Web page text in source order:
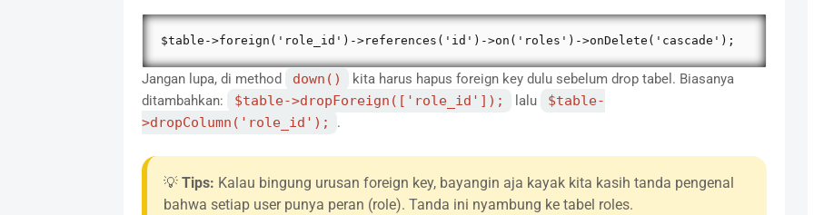
$table->foreign('role_id')->references('id')->on('roles')->onDelete('cascade');
Jangan lupa, di method down()
kita harus hapus foreign key dulu sebelum drop tabel. Biasanya
ditambahkan:
$table->dropForeign(['role_id']); lalu
$table-
>dropColumn('role_id');
.
💡 Tips: Kalau bingung urusan foreign key, bayangin aja kayak kita kasih tanda pengenal
bahwa setiap user punya peran (role). Tanda ini nyambung ke tabel roles.